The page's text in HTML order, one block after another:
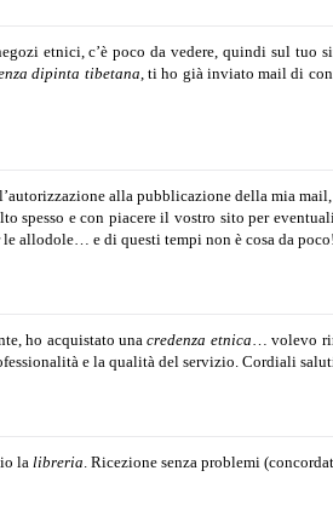
etnici, c’è poco da vedere, quindi sul tuo
dipinta tibetana, ti ho già inviato mail di
alla pubblicazione della mia
spesso e con piacere il vostro sito per
allodole… e di questi tempi non è cosa da
ho acquistato unacredenza etnica… volevo
e la qualità del servizio. Cordiali
la libreria. Ricezione senza problemi